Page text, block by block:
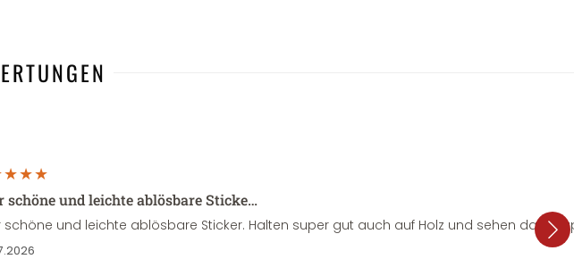
schöne und leichte ablösbare Sticke…
schöne und leichte ablösbare Sticker. Halten super gut auch auf Holz und sehen dazu